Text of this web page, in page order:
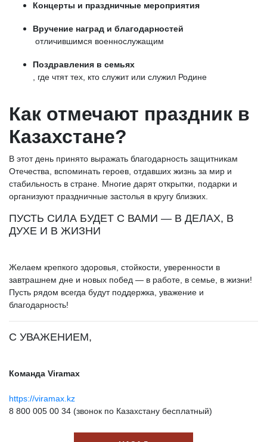
Концерты и праздничные мероприятия
Вручение наград и благодарностей
отличившимся военнослужащим
Поздравления в семьях
, где чтят тех, кто служит или служил Родине
Как отмечают праздник в
Казахстане?
В этот день принято выражать благодарность защитникам
Отечества, вспоминать героев, отдавших жизнь за мир и
стабильность в стране. Многие дарят открытки, подарки и
организуют праздничные застолья в кругу близких.
ПУСТЬ СИЛА БУДЕТ С ВАМИ — В ДЕЛАХ, В
ДУХЕ И В ЖИЗНИ
Желаем крепкого здоровья, стойкости, уверенности в
завтрашнем дне и новых побед — в работе, в семье, в жизни!
Пусть рядом всегда будут поддержка, уважение и
благодарность!
С УВАЖЕНИЕМ,
Команда Viramax
https://viramax.kz
8 800 005 00 34 (звонок по Казахстану бесплатный)